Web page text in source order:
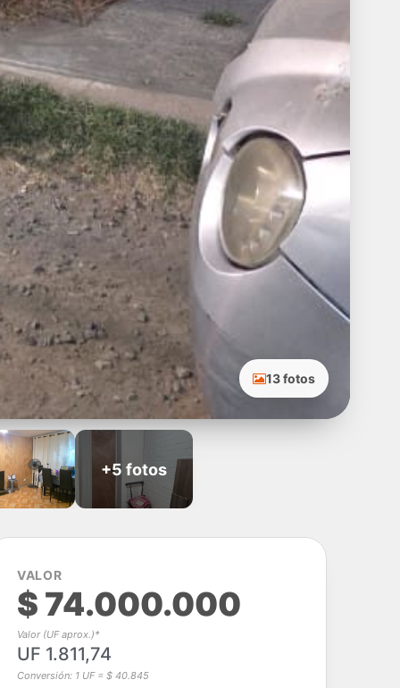
13 fotos
+5 fotos
VALOR
$ 74.000.000
Valor (UF aprox.)*
UF 1.811,74
Conversión: 1 UF = $ 40.845